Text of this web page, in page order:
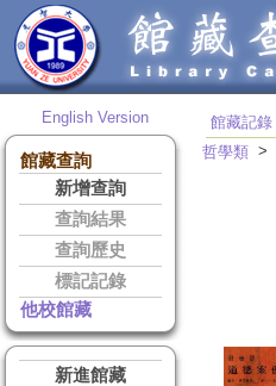
English Version
館藏查詢
新增查詢
查詢結果
查詢歷史
標記記錄
他校館藏
新進館藏
館藏記錄
哲學類 >